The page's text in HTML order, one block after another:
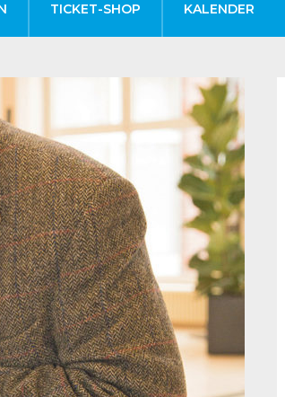
TICKET-SHOP KALENDER